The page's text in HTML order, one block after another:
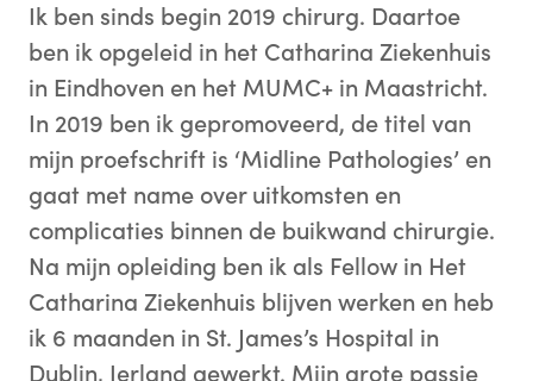
Ik ben sinds begin 2019 chirurg. Daartoe
ben ik opgeleid in het Catharina Ziekenhuis
in Eindhoven en het MUMC+ in Maastricht.
In 2019 ben ik gepromoveerd, de titel van
mijn proefschrift is ‘Midline Pathologies’ en
gaat met name over uitkomsten en
complicaties binnen de buikwand chirurgie.
Na mijn opleiding ben ik als Fellow in Het
Catharina Ziekenhuis blijven werken en heb
ik 6 maanden in St. James’s Hospital in
Dublin, Ierland gewerkt. Mijn grote passie